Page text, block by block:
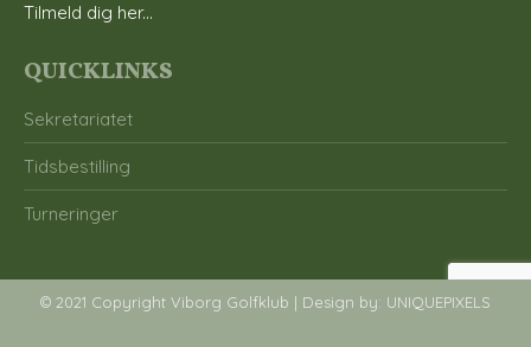
Tilmeld dig her...
QUICKLINKS
Sekretariatet
Tidsbestilling
Turneringer
© 2021 Copyright Viborg Golfklub | Design by: UNIQUEPIXELS